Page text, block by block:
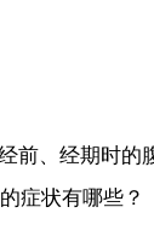
前、经期时的
症状有哪些？